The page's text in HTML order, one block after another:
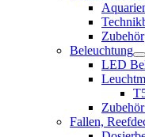
Zubehör
Beleuchtung
LED
Fallen,